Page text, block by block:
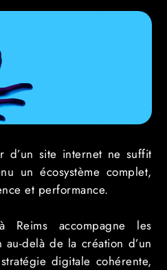
d’un site internet ne suffit
un écosystème complet,
et performance.
accompagne les
delà de la création d’un
digitale cohérente,